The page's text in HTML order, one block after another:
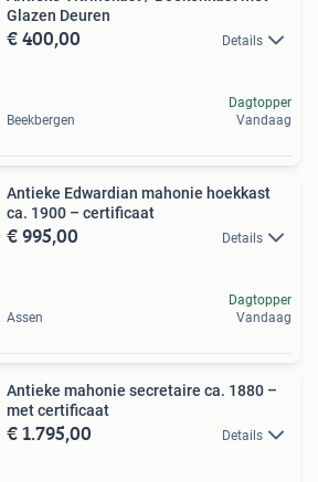
Glazen Deuren
€ 400,00 Details
Beekbergen
Dagtopper
Vandaag
Antieke Edwardian mahonie hoekkast
ca. 1900 – certificaat
€ 995,00 Details
Assen
Dagtopper
Vandaag
Antieke mahonie secretaire ca. 1880 –
met certificaat
€ 1.795,00 Details